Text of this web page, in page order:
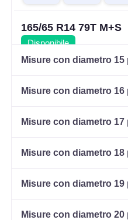
165/65 R14 79T M+S
Disponibile
185/60 R14 82H M+S
Disponibile
Misure con diametro 15
Misure con diametro 16
Misure con diametro 17
Misure con diametro 18
Misure con diametro 19
Misure con diametro 20